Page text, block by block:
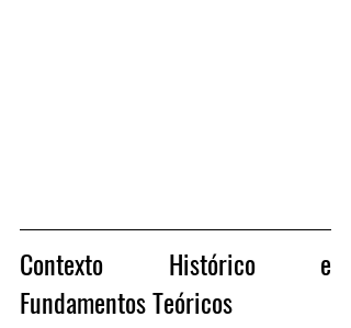
Contexto Histórico e
Fundamentos Teóricos